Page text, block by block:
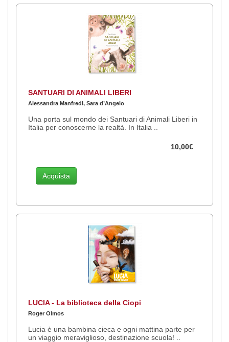
SANTUARI DI ANIMALI LIBERI
Alessandra Manfredi, Sara d’Angelo
Una porta sul mondo dei Santuari di Animali Liberi in
Italia per conoscerne la realtà. In Italia ..
10,00€
Acquista
LUCIA - La biblioteca della Ciopi
Roger Olmos
Lucia è una bambina cieca e ogni mattina parte per
un viaggio meraviglioso, destinazione scuola! ..